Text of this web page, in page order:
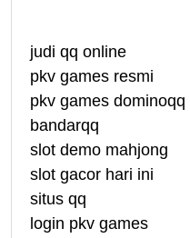
judi qq online
pkv games resmi
pkv games dominoqq
bandarqq
slot demo mahjong
slot gacor hari ini
situs qq
login pkv games